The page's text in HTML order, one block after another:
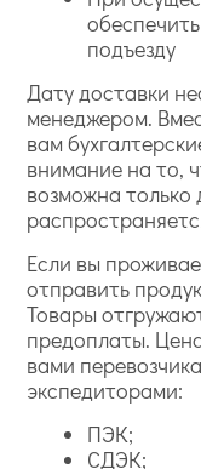
подъезду
Дату доставки
менеджером.
вам
внимание на то,
возможна
Если вы
отправить
Товары
предоплаты.
вами
экспедиторами:
ПЭК;
СДЭК;